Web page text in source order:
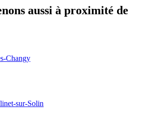
aussi à proximité de
Changy
sur-Solin